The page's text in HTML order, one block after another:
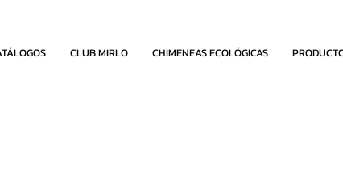
CLUB MIRLO CHIMENEAS ECOLÓGICAS